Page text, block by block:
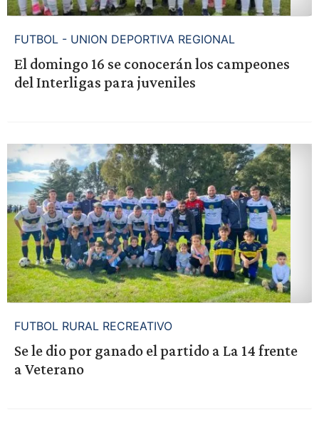
FUTBOL - UNION DEPORTIVA REGIONAL
El domingo 16 se conocerán los campeones
del Interligas para juveniles
FUTBOL RURAL RECREATIVO
Se le dio por ganado el partido a La 14 frente
a Veterano